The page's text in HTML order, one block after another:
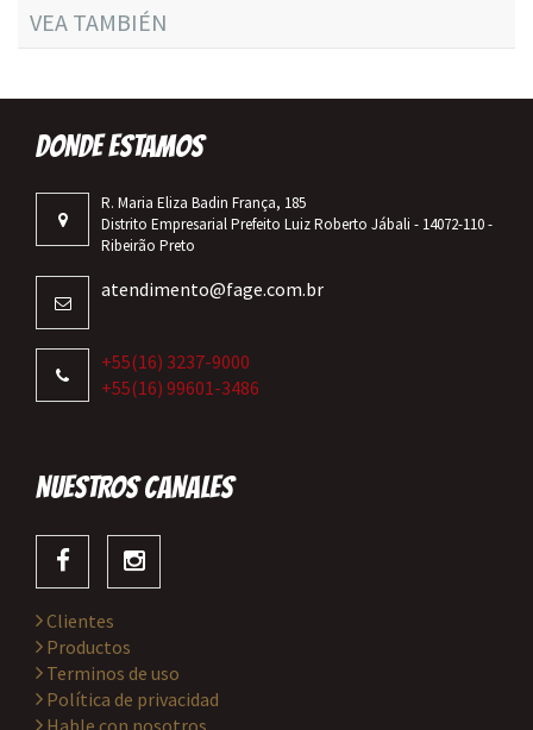
VEA TAMBIÉN
DONDE ESTAMOS
R. Maria Eliza Badin França, 185
Distrito Empresarial Prefeito Luiz Roberto Jábali - 14072-110 -
Ribeirão Preto
atendimento@fage.com.br
+55(16) 3237-9000
+55(16) 99601-3486
NUESTROS CANALES
Clientes
Productos
Terminos de uso
Política de privacidad
Hable con nosotros